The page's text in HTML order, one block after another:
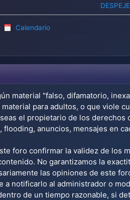
Calendario
material "falso, difamatorio,
para adultos, o que viole
el propietario de los
anuncios, mensajes en
foro confirmar la validez de los
No garantizamos la
las opiniones de este
notificarlo al administrador o
de un tiempo razonable, si